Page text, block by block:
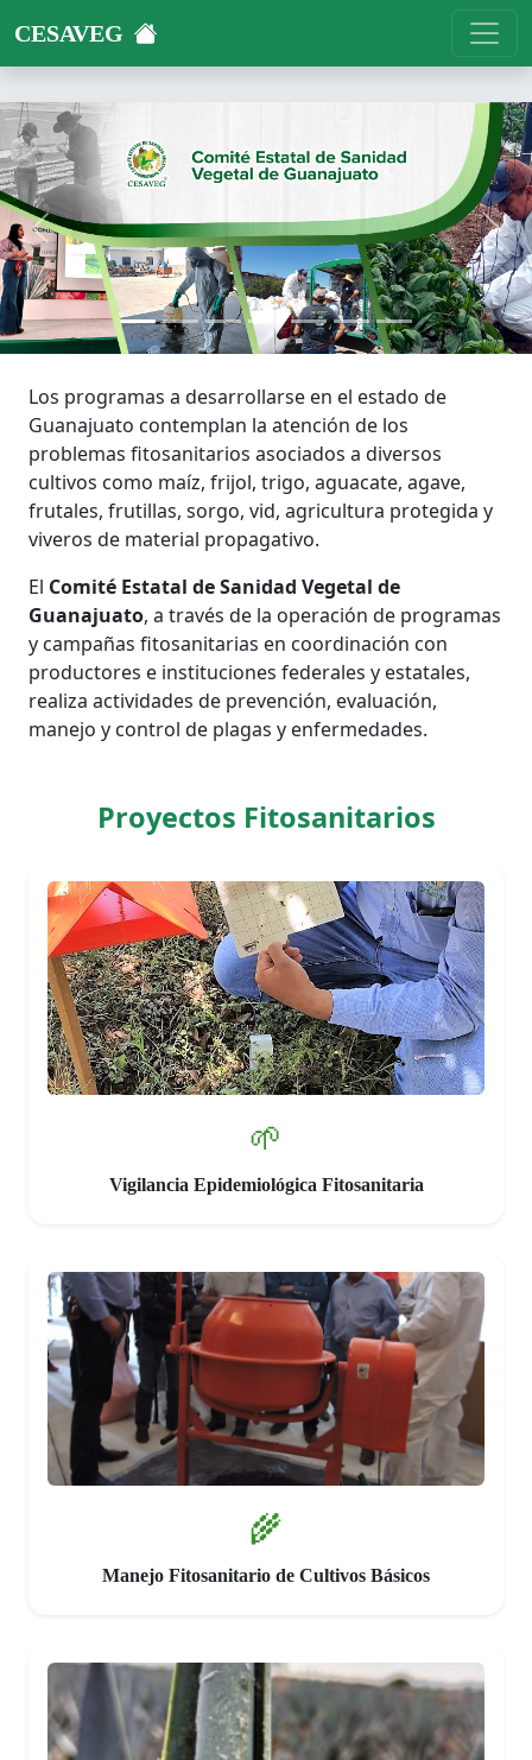
CESAVEG
Previous Next
Los programas a desarrollarse en el estado de
Guanajuato contemplan la atención de los
problemas fitosanitarios asociados a diversos
cultivos como maíz, frijol, trigo, aguacate, agave,
frutales, frutillas, sorgo, vid, agricultura protegida y
viveros de material propagativo.
El Comité Estatal de Sanidad Vegetal de
Guanajuato, a través de la operación de programas
y campañas fitosanitarias en coordinación con
productores e instituciones federales y estatales,
realiza actividades de prevención, evaluación,
manejo y control de plagas y enfermedades.
Proyectos Fitosanitarios
🌱
Vigilancia Epidemiológica Fitosanitaria
🌾
Manejo Fitosanitario de Cultivos Básicos